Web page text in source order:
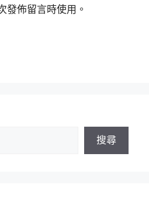
發佈留言時使用。
搜尋